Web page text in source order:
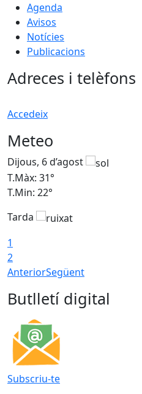
Agenda
Avisos
Notícies
Publicacions
Adreces i telèfons
Accedeix
Meteo
Dijous, 6 d’agost
T.Màx: 31°
T.Min: 22°
Tarda
1
2
AnteriorSegüent
Butlletí digital
Subscriu-te